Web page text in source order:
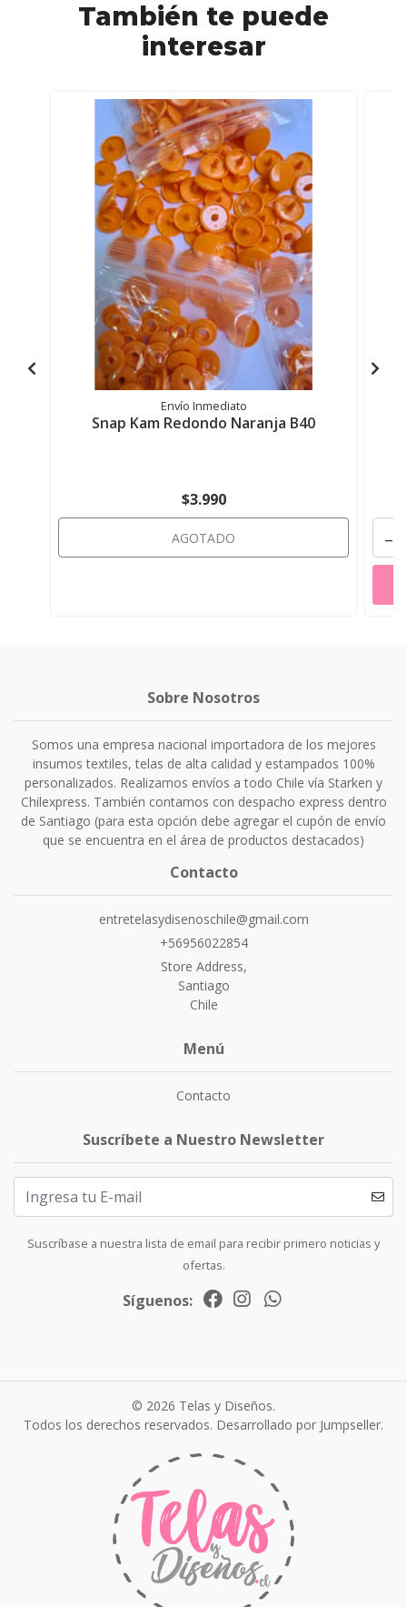
También te puede
interesar
Envío Inmediato
Snap Kam Redondo Naranja B40
$3.990
AGOTADO -
Sobre Nosotros
Somos una empresa nacional importadora de los mejores
insumos textiles, telas de alta calidad y estampados 100%
personalizados. Realizamos envíos a todo Chile vía Starken y
Chilexpress. También contamos con despacho express dentro
de Santiago (para esta opción debe agregar el cupón de envío
que se encuentra en el área de productos destacados)
Contacto
entretelasydisenoschile@gmail.com
+56956022854
Store Address,
Santiago
Chile
Menú
Contacto
Suscríbete a Nuestro Newsletter
Suscríbase a nuestra lista de email para recibir primero noticias y
ofertas.
Síguenos:
© 2026 Telas y Diseños.
Todos los derechos reservados. Desarrollado por Jumpseller.